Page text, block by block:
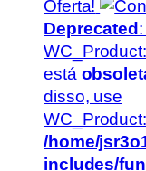
Oferta!
Deprecated
está
disso, use
/home/
includes/